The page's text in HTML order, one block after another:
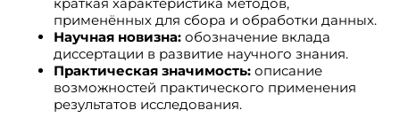
применённых для сбора и обработки данных.
Научная новизна: обозначение вклада
диссертации в развитие научного знания.
Практическая значимость: описание
возможностей практического применения
результатов исследования.